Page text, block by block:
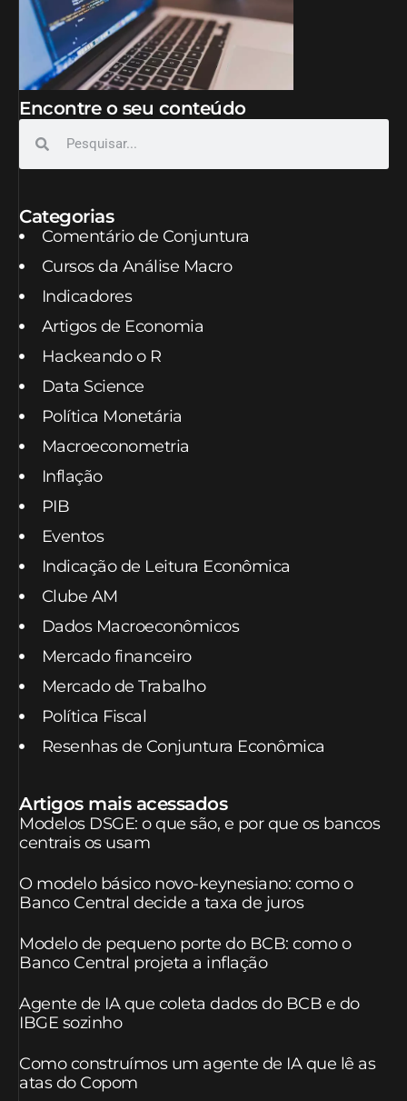
Encontre o seu conteúdo
Categorias
Comentário de Conjuntura
Cursos da Análise Macro
Indicadores
Artigos de Economia
Hackeando o R
Data Science
Política Monetária
Macroeconometria
Inflação
PIB
Eventos
Indicação de Leitura Econômica
Clube AM
Dados Macroeconômicos
Mercado financeiro
Mercado de Trabalho
Política Fiscal
Resenhas de Conjuntura Econômica
Artigos mais acessados
Modelos DSGE: o que são, e por que os bancos
centrais os usam
O modelo básico novo-keynesiano: como o
Banco Central decide a taxa de juros
Modelo de pequeno porte do BCB: como o
Banco Central projeta a inflação
Agente de IA que coleta dados do BCB e do
IBGE sozinho
Como construímos um agente de IA que lê as
atas do Copom